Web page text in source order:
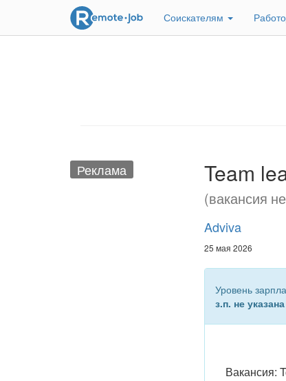
Соискателям
Реклама Team
(вакансия
Adviva
25 мая 2026
Уровень
з.п. не указана
Вакансия: